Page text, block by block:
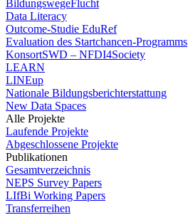
BildungswegeFlucht
Data Literacy
Outcome-Studie EduRef
Evaluation des Startchancen-Programms
KonsortSWD – NFDI4Society
LEARN
LINEup
Nationale Bildungsberichterstattung
New Data Spaces
Alle Projekte
Laufende Projekte
Abgeschlossene Projekte
Publikationen
Gesamtverzeichnis
NEPS Survey Papers
LIfBi Working Papers
Transferreihen